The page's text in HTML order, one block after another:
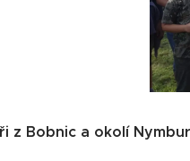
z Bobnic a okolí